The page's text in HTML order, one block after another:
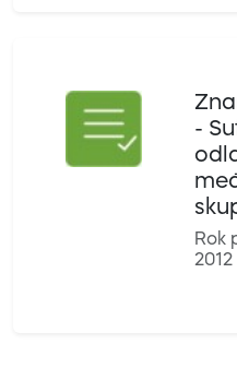
-
Rok
2012